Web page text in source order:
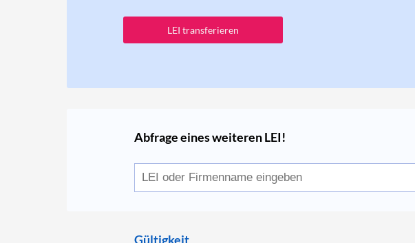
LEI transferieren
Abfrage eines weiteren LEI!
Gültigkeit